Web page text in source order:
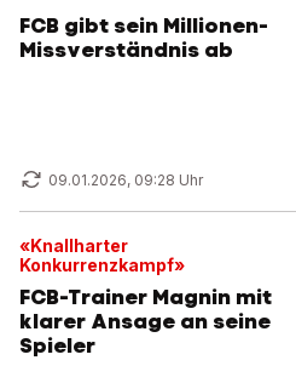
FCB gibt sein Millionen-
Missverständnis ab
09.01.2026, 09:28 Uhr
«Knallharter
Konkurrenzkampf»
FCB-Trainer Magnin mit
klarer Ansage an seine
Spieler